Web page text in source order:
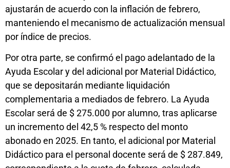
ajustarán de acuerdo con la inflación de febrero,
manteniendo el mecanismo de actualización mensual
por índice de precios.
Por otra parte, se confirmó el pago adelantado de la
Ayuda Escolar y del adicional por Material Didáctico,
que se depositarán mediante liquidación
complementaria a mediados de febrero. La Ayuda
Escolar será de $ 275.000 por alumno, tras aplicarse
un incremento del 42,5 % respecto del monto
abonado en 2025. En tanto, el adicional por Material
Didáctico para el personal docente será de $ 287.849,